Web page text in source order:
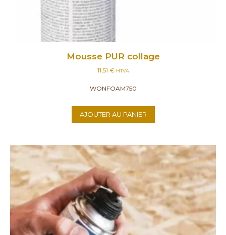
Mousse PUR collage
11,51 € HTVA
WONFOAM750
AJOUTER AU PANIER